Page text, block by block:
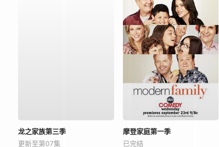
龙之家族第三季
更新至第07集
摩登家庭第一季
已完结